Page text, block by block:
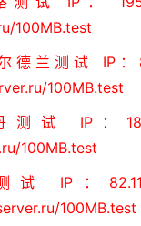
100MB.test
德兰测试 IP：
100MB.test
试 IP：
100MB.test
IP：
100MB.test